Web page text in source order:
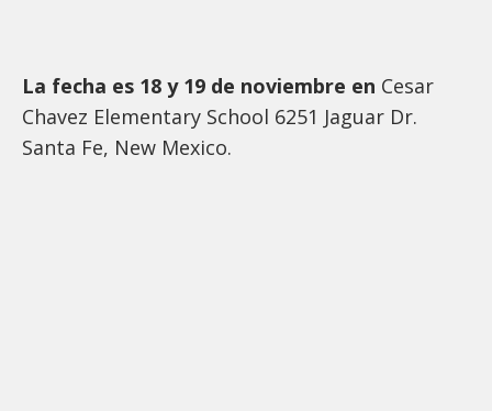
La fecha es 18 y 19 de noviembre en Cesar
Chavez Elementary School 6251 Jaguar Dr.
Santa Fe, New Mexico.